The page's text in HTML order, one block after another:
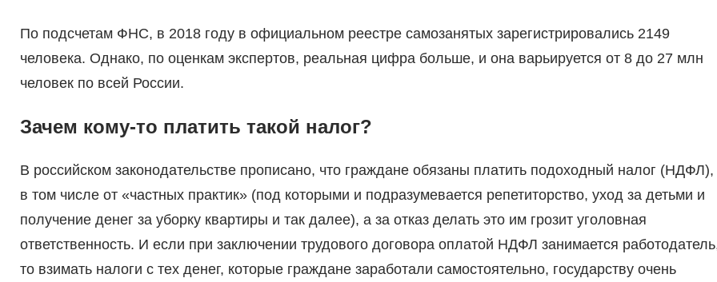
По подсчетам ФНС, в 2018 году в официальном реестре самозанятых зарегистрировались 2149
человека. Однако, по оценкам экспертов, реальная цифра больше, и она варьируется от 8 до 27 млн
человек по всей России.
Зачем кому-то платить такой налог?
В российском законодательстве прописано, что граждане обязаны платить подоходный налог (НДФЛ),
в том числе от «частных практик» (под которыми и подразумевается репетиторство, уход за детьми и
получение денег за уборку квартиры и так далее), а за отказ делать это им грозит уголовная
ответственность. И если при заключении трудового договора оплатой НДФЛ занимается
то взимать налоги с тех денег, которые граждане заработали самостоятельно, государству очень